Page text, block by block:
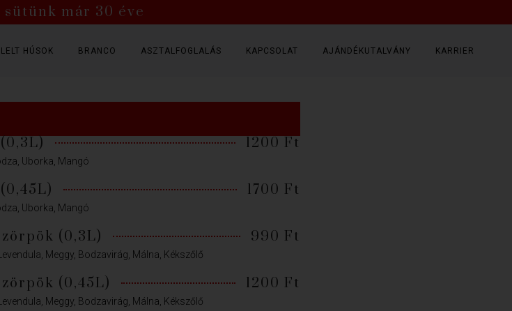
sütünk már 30 éve
HÚSOK BRANCO ASZTALFOGLALÁS KAPCSOLAT AJÁNDÉKUTALVÁNY KARRIER
1200 Ft
Uborka, Mangó
1700 Ft
Uborka, Mangó
(0,3L) 990 Ft
Meggy, Bodzavirág, Málna, Kékszőlő
(0,45L) 1200 Ft
Meggy, Bodzavirág, Málna, Kékszőlő